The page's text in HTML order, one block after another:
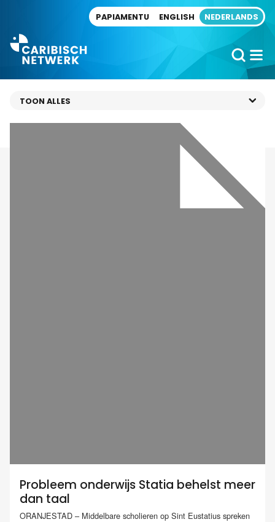
PAPIAMENTU ENGLISH NEDERLANDS
Probleem onderwijs Statia behelst meer
dan taal
ORANJESTAD – Middelbare scholieren op Sint Eustatius spreken